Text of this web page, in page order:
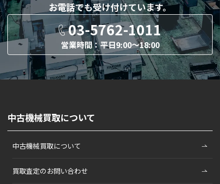
お電話でも受け付けています。
03-5762-1011
営業時間：平日9:00〜18:00
中古機械買取について
中古機械買取について
買取査定のお問い合わせ